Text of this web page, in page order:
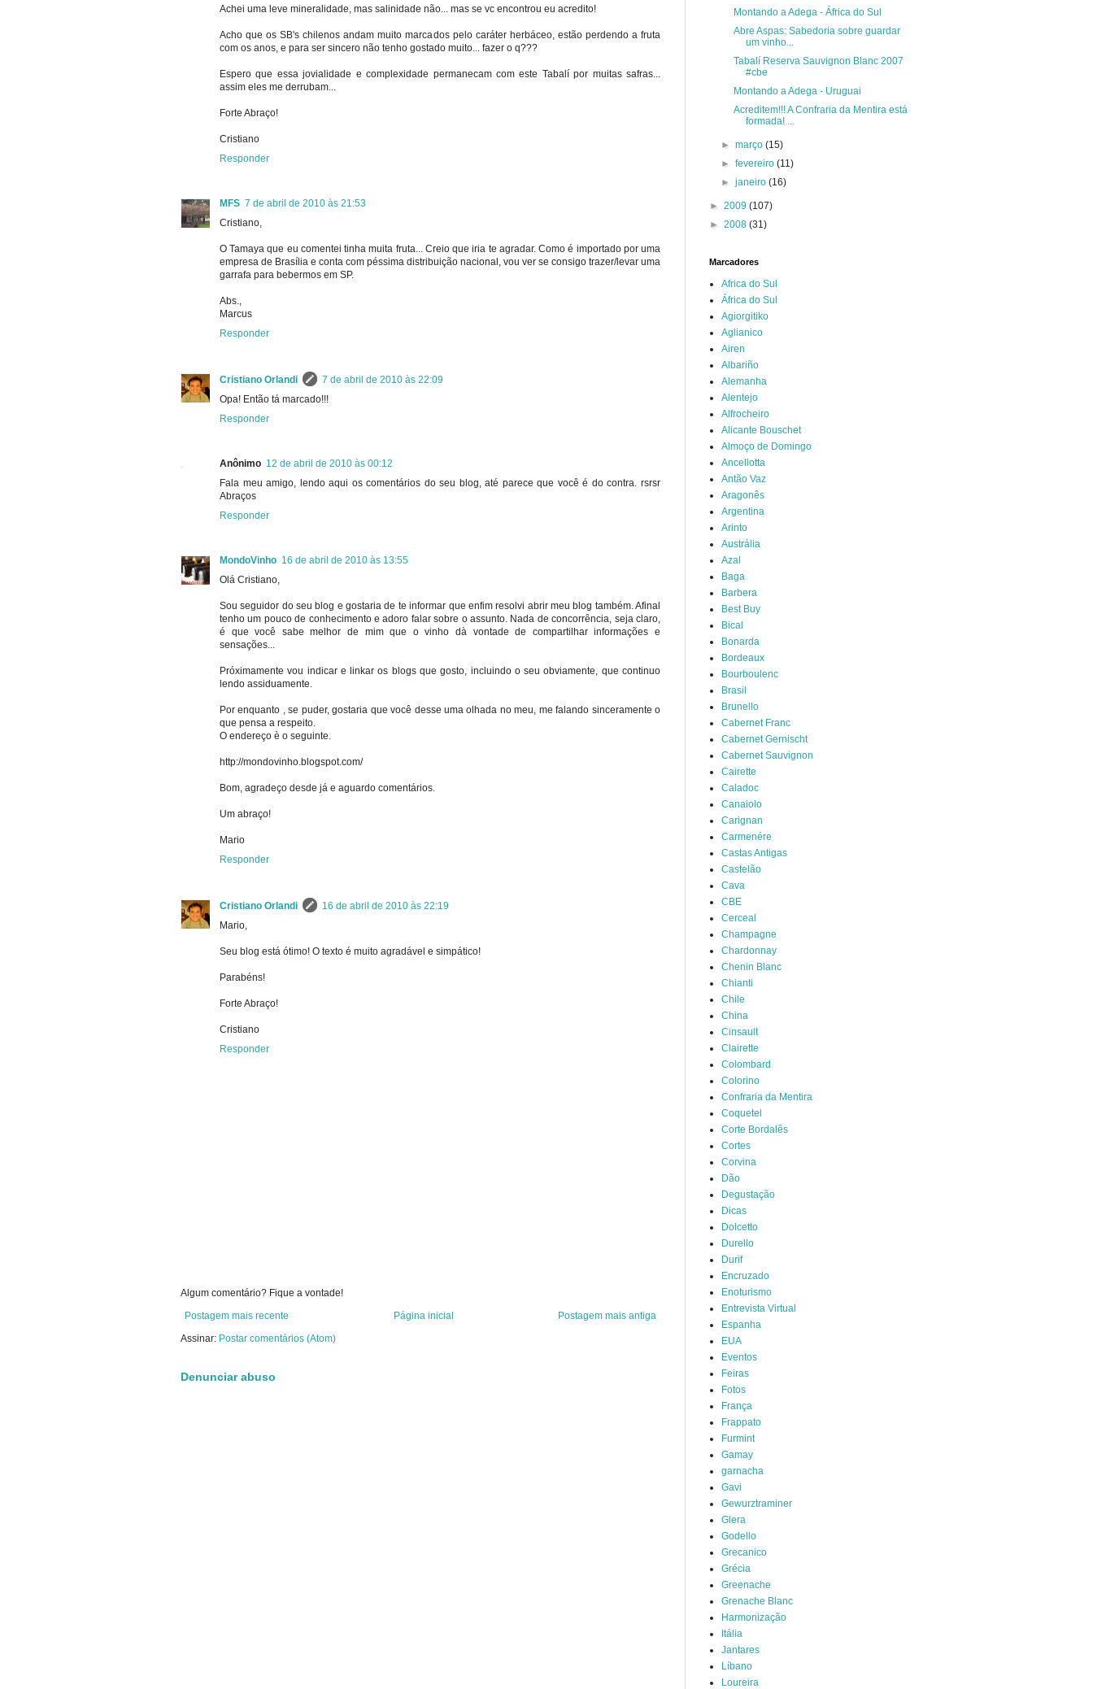
Achei uma leve mineralidade, mas salinidade não... mas se vc encontrou eu acredito!
Acho que os SB's chilenos andam muito marcados pelo caráter herbáceo, estão perdendo a fruta
com os anos, e para ser sincero não tenho gostado muito... fazer o q???
Espero que essa jovialidade e complexidade permanecam com este Tabalí por muitas safras...
assim eles me derrubam...
Forte Abraço!
Cristiano
Responder
MFS 7 de abril de 2010 às 21:53
Cristiano,
O Tamaya que eu comentei tinha muita fruta... Creio que iria te agradar. Como é importado por uma
empresa de Brasília e conta com péssima distribuição nacional, vou ver se consigo trazer/levar uma
garrafa para bebermos em SP.
Abs.,
Marcus
Responder
Cristiano Orlandi
7 de abril de 2010 às 22:09
Opa! Então tá marcado!!!
Responder
Anônimo 12 de abril de 2010 às 00:12
Fala meu amigo, lendo aqui os comentários do seu blog, até parece que você é do contra. rsrsr
Abraços
Responder
MondoVinho 16 de abril de 2010 às 13:55
Olá Cristiano,
Sou seguidor do seu blog e gostaria de te informar que enfim resolvi abrir meu blog também. Afinal
tenho um pouco de conhecimento e adoro falar sobre o assunto. Nada de concorrência, seja claro,
é que você sabe melhor de mim que o vinho dà vontade de compartilhar informações e
sensações...
Próximamente vou indicar e linkar os blogs que gosto, incluindo o seu obviamente, que continuo
lendo assiduamente.
Por enquanto , se puder, gostaria que você desse uma olhada no meu, me falando sinceramente o
que pensa a respeito.
O endereço è o seguinte.
http://mondovinho.blogspot.com/
Bom, agradeço desde já e aguardo comentários.
Um abraço!
Mario
Responder
Cristiano Orlandi
16 de abril de 2010 às 22:19
Mario,
Seu blog está ótimo! O texto é muito agradável e simpático!
Parabéns!
Forte Abraço!
Cristiano
Responder
Algum comentário? Fique a vontade!
Postagem mais recente
Postagem mais antiga
Página inicial
Assinar: Postar comentários (Atom)
Denunciar abuso
Montando a Adega - África do Sul
Abre Aspas: Sabedoria sobre guardar
um vinho...
Tabalí Reserva Sauvignon Blanc 2007
#cbe
Montando a Adega - Uruguai
Acreditem!!! A Confraria da Mentira está
formada! ...
►março(15)
►fevereiro(11)
►janeiro(16)
► 2009 (107)
► 2008 (31)
Marcadores
Africa do Sul
África do Sul
Agiorgitiko
Aglianico
Airen
Albariño
Alemanha
Alentejo
Alfrocheiro
Alicante Bouschet
Almoço de Domingo
Ancellotta
Antão Vaz
Aragonês
Argentina
Arinto
Austrália
Azal
Baga
Barbera
Best Buy
Bical
Bonarda
Bordeaux
Bourboulenc
Brasil
Brunello
Cabernet Franc
Cabernet Gernischt
Cabernet Sauvignon
Cairette
Caladoc
Canaiolo
Carignan
Carmenére
Castas Antigas
Castelão
Cava
CBE
Cerceal
Champagne
Chardonnay
Chenin Blanc
Chianti
Chile
China
Cinsault
Clairette
Colombard
Colorino
Confraria da Mentira
Coquetel
Corte Bordalês
Cortes
Corvina
Dão
Degustação
Dicas
Dolcetto
Durello
Durif
Encruzado
Enoturismo
Entrevista Virtual
Espanha
EUA
Eventos
Feiras
Fotos
França
Frappato
Furmint
Gamay
garnacha
Gavi
Gewurztraminer
Glera
Godello
Grecanico
Grécia
Greenache
Grenache Blanc
Harmonização
Itália
Jantares
Líbano
Loureira